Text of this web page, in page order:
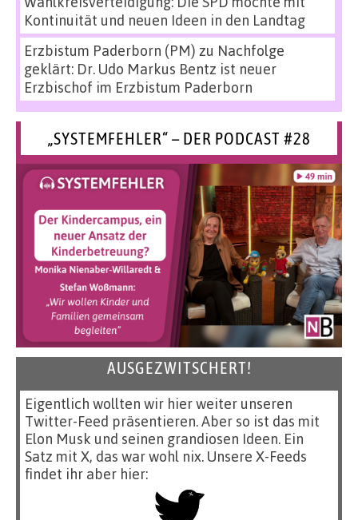
Kontinuität und neuen Ideen in den Landtag
Erzbistum Paderborn (PM) zu Nachfolge
geklärt: Dr. Udo Markus Bentz ist neuer
Erzbischof im Erzbistum Paderborn
„SYSTEMFEHLER“ – DER PODCAST #28
AUSGEZWITSCHERT!
Eigentlich wollten wir hier weiter unseren
Twitter-Feed präsentieren. Aber so ist das mit
Elon Musk und seinen grandiosen Ideen. Ein
Satz mit X, das war wohl nix. Unsere X-Feeds
findet ihr aber hier: